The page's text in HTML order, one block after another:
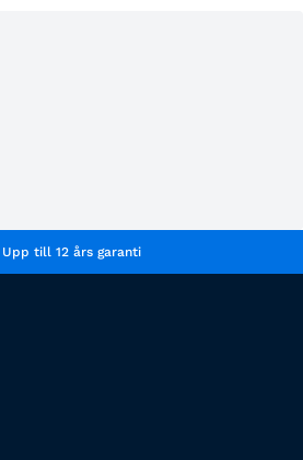
Upp till 12 års garanti